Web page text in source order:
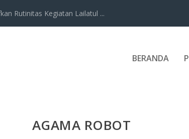
Rutinitas Kegiatan Lailatul ...
BERANDA
AGAMA ROBOT